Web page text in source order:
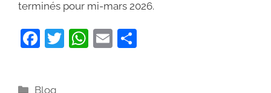
terminés pour mi-mars 2026.
F
T
W E
Catégories
Blog